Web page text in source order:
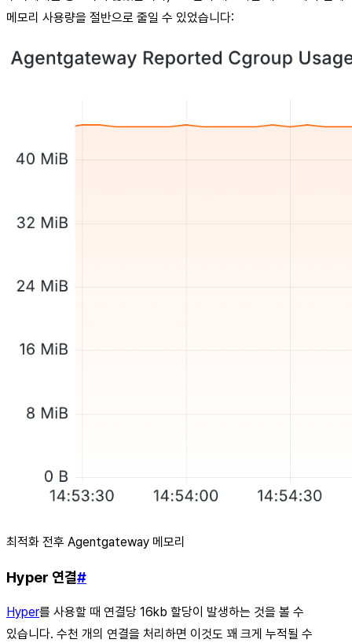
메모리 사용량을 절반으로 줄일 수 있었습니다:
최적화 전후 Agentgateway 메모리
Hyper 연결#
Hyper를 사용할 때 연결당 16kb 할당이 발생하는 것을 볼 수
있습니다. 수천 개의 연결을 처리하면 이것도 꽤 크게 누적될 수